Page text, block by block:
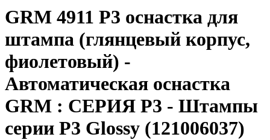
GRM 4911 P3 оснастка для
штампа (глянцевый корпус,
фиолетовый) -
Автоматическая оснастка
GRM : СЕРИЯ P3 - Штампы
серии P3 Glossy (121006037)